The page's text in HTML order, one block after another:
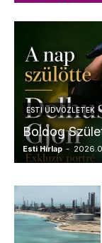
ESTI ÜDVÖZLETEK
Boldog
Esti Hírlap -